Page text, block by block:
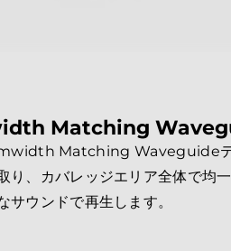
Matching
Matching Waveguideテ
り、カバレッジエリア全体で均
サウンドで再生します。